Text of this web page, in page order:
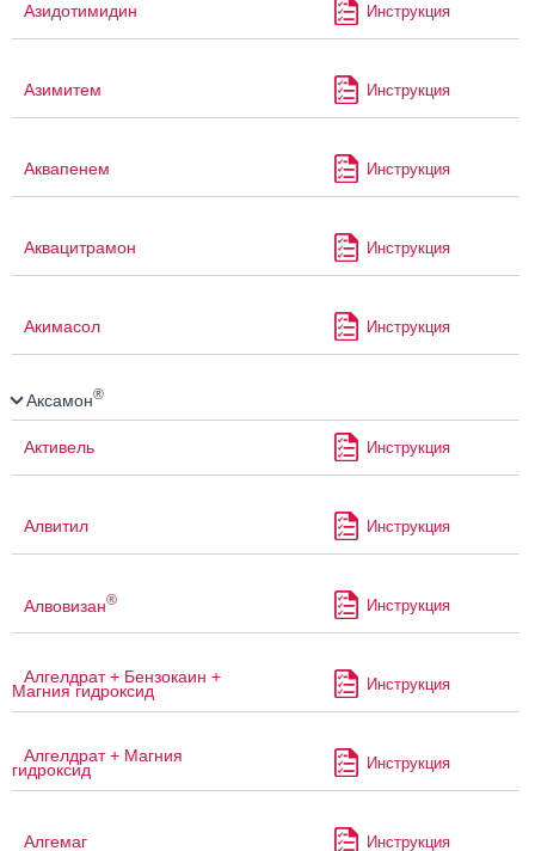
Азидотимидин Инструкция
Азимитем Инструкция
Аквапенем Инструкция
Аквацитрамон Инструкция
Акимасол Инструкция
Аксамон®
Активель Инструкция
Алвитил Инструкция
Алвовизан® Инструкция
Алгелдрат + Бензокаин +
Магния гидроксид Инструкция
Алгелдрат + Магния
гидроксид Инструкция
Алгемаг Инструкция